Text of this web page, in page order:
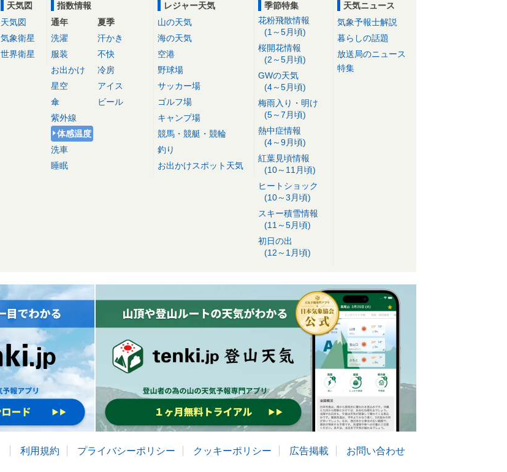
天気図
天気図
気象衛星
世界衛星
指数情報
通年
洗濯
服装
お出かけ
星空
傘
紫外線
体感温度
洗車
睡眠
夏季
汗かき
不快
冷房
アイス
ビール
レジャー天気
山の天気
海の天気
空港
野球場
サッカー場
ゴルフ場
キャンプ場
競馬・競艇・競輪
釣り
お出かけスポット天気
季節特集
花粉飛散情報
(1～5月頃)
桜開花情報
(2～5月頃)
GWの天気
(4～5月頃)
梅雨入り・明け
(5～7月頃)
熱中症情報
(4～9月頃)
紅葉見頃情報
(10～11月頃)
ヒートショック
(10～3月頃)
スキー積雪情報
(11～5月頃)
初日の出
(12～1月頃)
天気ニュース
気象予報士解説
暮らしの話題
放送局のニュース
特集
利用規約 プライバシーポリシー クッキーポリシー 広告掲載 お問い合わせ